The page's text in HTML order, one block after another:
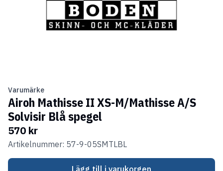
Varumärke
Airoh Mathisse II XS-M/Mathisse A/S
Solvisir Blå spegel
570 kr
Artikelnummer: 57-9-05SMTLBL
Lägg till i varukorgen